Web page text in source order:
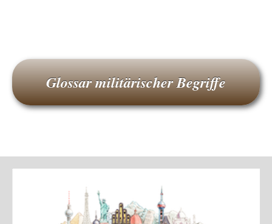
Glossar militärischer Begriffe